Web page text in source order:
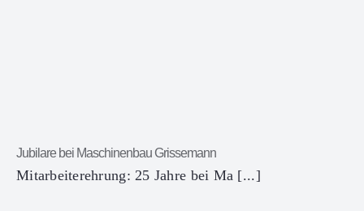
Jubilare bei Maschinenbau Grissemann
Mitarbeiterehrung: 25 Jahre bei Ma [...]